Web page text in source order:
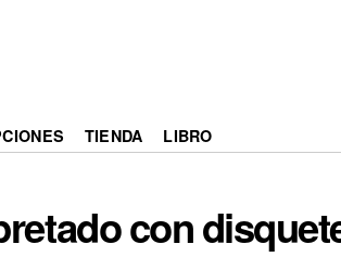
TIENDA LIBRO
con